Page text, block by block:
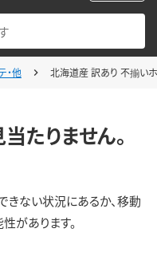
・他 北海道産 訳あり 不揃い
たりません。
きない状況にあるか、移動
があります。